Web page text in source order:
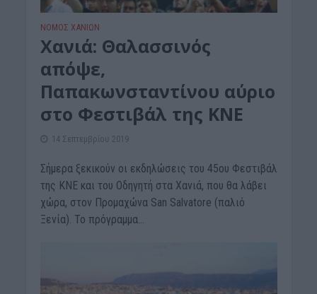
ΝΟΜΌΣ ΧΑΝΊΩΝ
Χανιά: Θαλασσινός
απόψε,
Παπακωνσταντίνου αύριο
στο Φεστιβάλ της ΚΝΕ
14 Σεπτεμβρίου 2019
Σήμερα ξεκικούν οι εκδηλώσεις του 45ου Φεστιβάλ
της ΚΝΕ και του Οδηγητή στα Χανιά, που θα λάβει
χώρα, στον Προμαχώνα San Salvatore (παλιό
Ξενία). Το πρόγραμμα...